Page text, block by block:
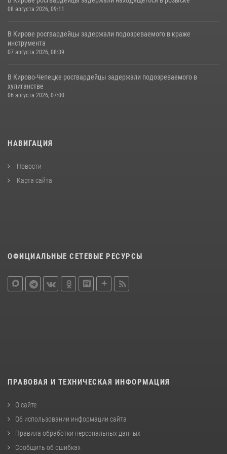
08 августа 2026, 09:11
В Кирове росгвардейцы задержали подозреваемого в краже
инструмента
07 августа 2026, 08:39
В Кирово-Чепецке росгвардейцы задержали подозреваемого в
хулиганстве
06 августа 2026, 07:00
НАВИГАЦИЯ
Новости
Карта сайта
ОФИЦИАЛЬНЫЕ СЕТЕВЫЕ РЕСУРСЫ
ПРАВОВАЯ И ТЕХНИЧЕСКАЯ ИНФОРМАЦИЯ
О сайте
Об использовании информации сайта
Правила обработки персональных данных
Сообщить об ошибках